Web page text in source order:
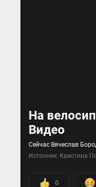
На
Видео
Сейчас Вячеслав
Источник: Кристина
0